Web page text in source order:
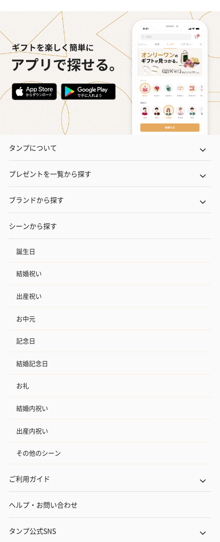
還暦今治ハンドタオル
（1,298円）
ゴルフボール（1,760
円）
ト）レッド（
タンプについて
プレゼントを一覧から探す
ブランドから探す
シーンから探す
誕生日
結婚祝い
出産祝い
お中元
記念日
結婚記念日
お礼
結婚内祝い
出産内祝い
その他のシーン
ご利用ガイド
ヘルプ・お問い合わせ
タンプ公式SNS